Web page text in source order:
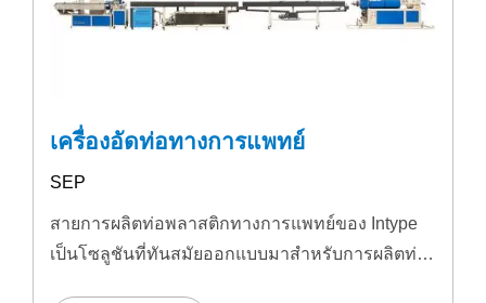
เครื่องอัดท่อทางการแพทย์
SEP
สายการผลิตท่อพลาสติกทางการแพทย์ของ Intype
เป็นโซลูชันที่ทันสมัยออกแบบมาสำหรับการผลิตท่อ